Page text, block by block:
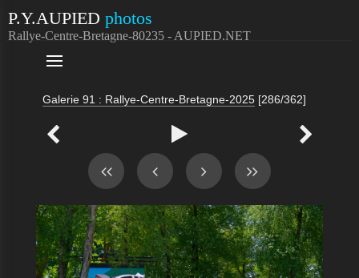
P.Y.AUPIED photos
Rallye-Centre-Bretagne-80235 - AUPIED.NET

Galerie 91 : Rallye-Centre-Bretagne-2025 [286/362]
  